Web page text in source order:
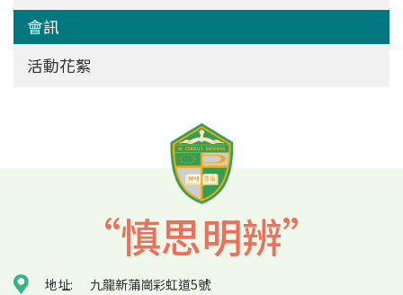
會訊
活動花絮
“慎思明辨”
地址: 九龍新蒲崗彩虹道5號